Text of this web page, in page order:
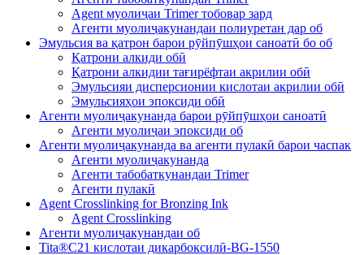
Agent муолиҷаи Trimer тобовар зард
Агенти муолиҷакунандаи полиуретан дар об
Эмульсия ва қатрон барои рӯйпӯшҳои саноатӣ бо об
Қатрони алкиди обӣ
Қатрони алкидии тағирёфтаи акрилии обӣ
Эмульсияи дисперсионии кислотаи акрилии обӣ
Эмульсияҳои эпоксиди обӣ
Агенти муолиҷакунанда барои рӯйпӯшҳои саноатӣ
Агенти муолиҷаи эпоксиди об
Агенти муолиҷакунанда ва агенти пулакӣ барои часпак
Агенти муолиҷакунанда
Агенти табобаткунандаи Trimer
Агенти пулакӣ
Agent Crosslinking for Bronzing Ink
Agent Crosslinking
Агенти муолиҷакунандаи об
Tita®C21 кислотаи дикарбоксилӣ-BG-1550